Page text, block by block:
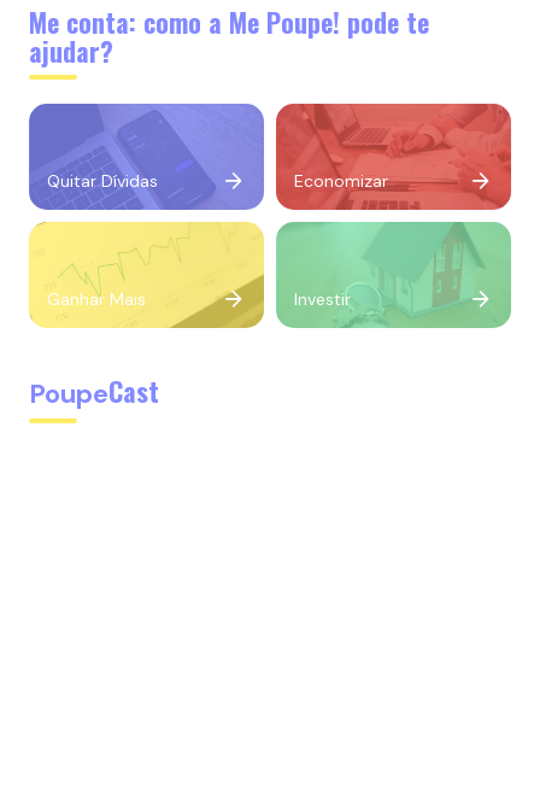
Me conta: como a Me Poupe! pode te
ajudar?
Quitar Dívidas Economizar
Ganhar Mais Investir
PoupeCast